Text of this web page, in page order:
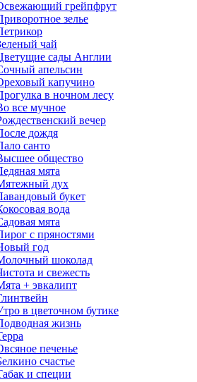
грейпфрут
зелье
чай
сады Англии
апельсин
капучино
в ночном лесу
все мучное
вечер
дождя
санто
общество
мята
дух
букет
вода
мята
с пряностями
год
шоколад
и свежесть
+ эвкалипт
в цветочном бутике
жизнь
печенье
счастье
и специи